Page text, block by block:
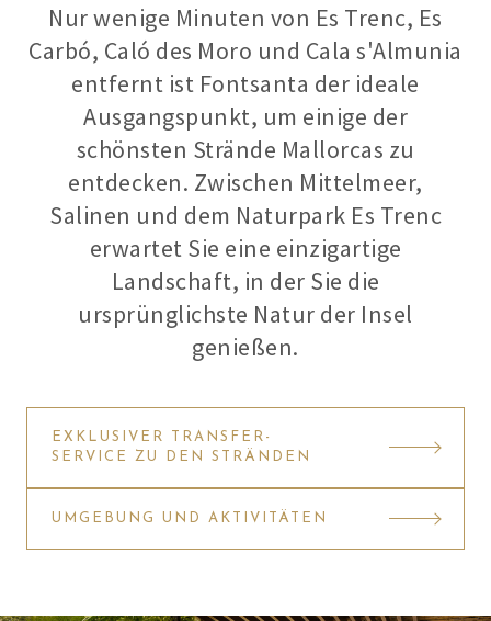
Nur wenige Minuten von Es Trenc, Es
Carbó, Caló des Moro und Cala s'Almunia
entfernt ist Fontsanta der ideale
Ausgangspunkt, um einige der
schönsten Strände Mallorcas zu
entdecken. Zwischen Mittelmeer,
Salinen und dem Naturpark Es Trenc
erwartet Sie eine einzigartige
Landschaft, in der Sie die
ursprünglichste Natur der Insel
genießen.
EXKLUSIVER TRANSFER-
SERVICE ZU DEN STRÄNDEN
UMGEBUNG UND AKTIVITÄTEN